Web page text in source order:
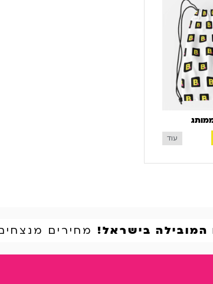
עוד
המובילה בישראל! מחירים מנצחים